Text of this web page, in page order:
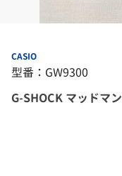
CASIO
型番：GW9300
G-SHOCK マッドマン